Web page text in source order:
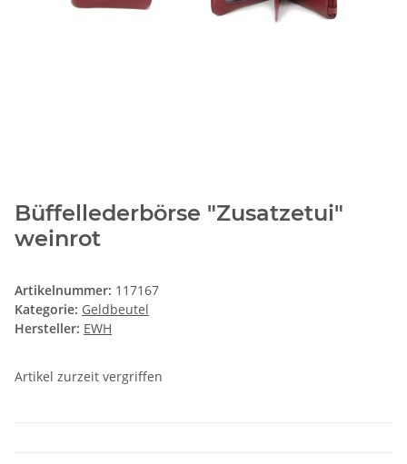
Büffellederbörse "Zusatzetui"
weinrot
Artikelnummer: 117167
Kategorie: Geldbeutel
Hersteller: EWH
Artikel zurzeit vergriffen